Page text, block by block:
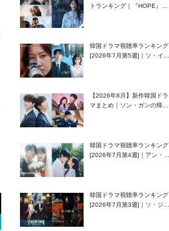
トランキング｜『HOPE』が
韓国ドラマ視聴率ランキング
[2026年7月第5週]｜ソ・イン
【2026年8月】新作韓国ドラ
マまとめ｜ソン・ガンの帰
韓国ドラマ視聴率ランキング
[2026年7月第4週]｜アン・ヒ
韓国ドラマ視聴率ランキング
[2026年7月第3週]｜ソ・ジソ